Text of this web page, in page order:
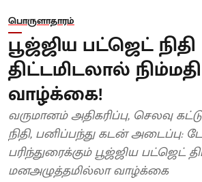
பொருளாதாரம்
பூஜ்ஜிய பட்ஜெட் நிதி
திட்டமிடலால்
வாழ்க்கை!
வருமானம் அதிகரிப்பு, செலவு
நிதி, பனிப்பந்து கடன் அடைப்பு:
பரிந்துரைக்கும் பூஜ்ஜிய பட்ஜெட்
மனஅழுத்தமில்லா வாழ்க்கை